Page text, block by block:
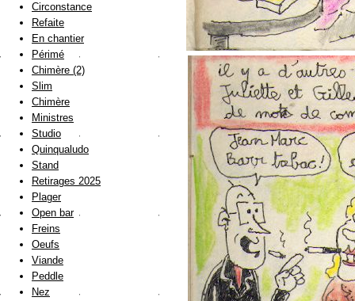
Circonstance
Refaite
En chantier
Périmé
Chimère (2)
Slim
Chimère
Ministres
Studio
Quinqualudo
Stand
Retirages 2025
Plager
Open bar
Freins
Oeufs
Viande
Peddle
Nez